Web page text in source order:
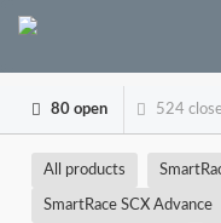
80 open 524
All products
SmartRace SCX Advance